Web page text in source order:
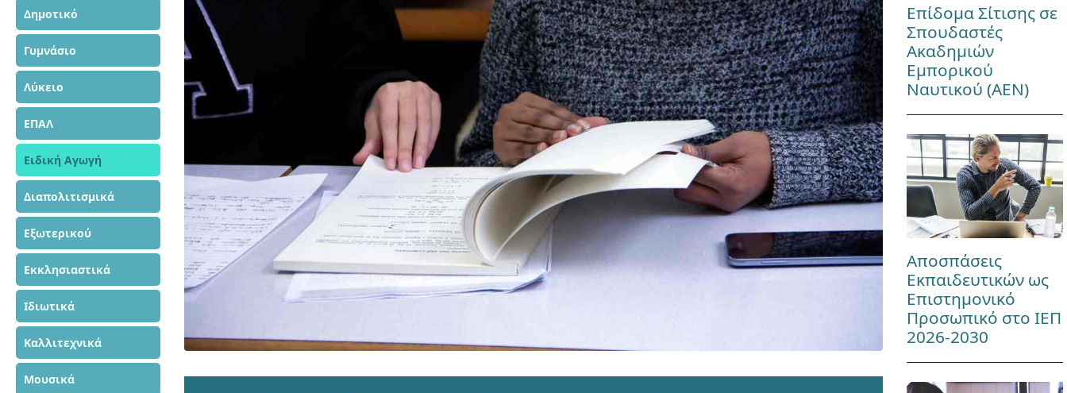
Δημοτικό
Γυμνάσιο
Λύκειο
ΕΠΑΛ
Ειδική Αγωγή
Διαπολιτισμικά
Εξωτερικού
Εκκλησιαστικά
Ιδιωτικά
Καλλιτεχνικά
Μουσικά
Επίδομα Σίτισης σε
Σπουδαστές
Ακαδημιών
Εμπορικού
Ναυτικού (ΑΕΝ)
Αποσπάσεις
Εκπαιδευτικών ως
Επιστημονικό
Προσωπικό στο ΙΕΠ
2026-2030